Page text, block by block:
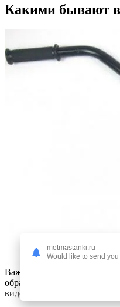
Какими бывают
Важно понимать, что
образом, изделия
видов:
metmastanki.ru
Would like to send